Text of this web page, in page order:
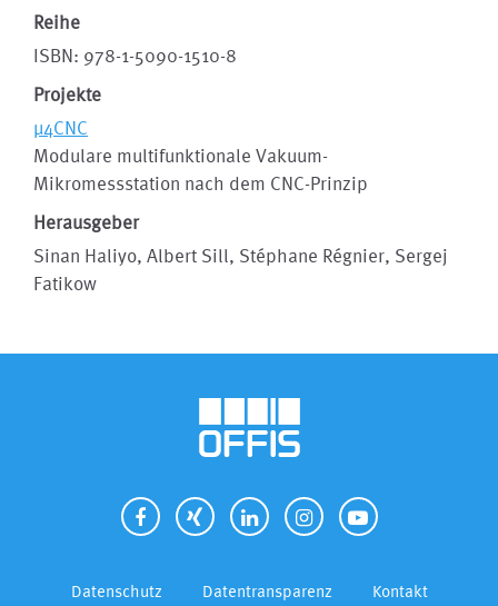
Reihe
ISBN: 978-1-5090-1510-8
Projekte
µ4CNC
Modulare multifunktionale Vakuum-
Mikromessstation nach dem CNC-Prinzip
Herausgeber
Sinan Haliyo, Albert Sill, Stéphane Régnier, Sergej
Fatikow
Datenschutz Datentransparenz Kontakt